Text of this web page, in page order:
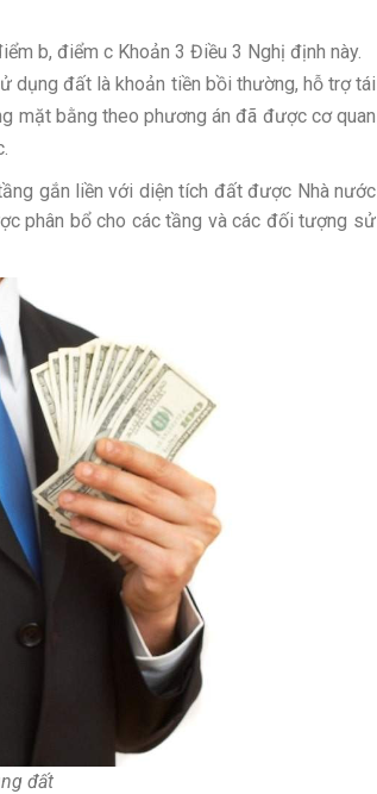
b, điểm c Khoản 3 Điều 3 Nghị định này.
dụng đất là khoản tiền bồi thường, hỗ trợ tái
mặt bằng theo phương án đã được cơ quan
gắn liền với diện tích đất được Nhà nước
phân bổ cho các tầng và các đối tượng sử
đất